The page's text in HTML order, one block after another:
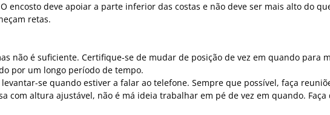
encosto deve apoiar a parte inferior das costas e não deve ser mais alto do
retas.
não é suficiente. Certifique-se de mudar de posição de vez em quando para
por um longo período de tempo.
se quando estiver a falar ao telefone. Sempre que possível, faça
com altura ajustável, não é má ideia trabalhar em pé de vez em quando.